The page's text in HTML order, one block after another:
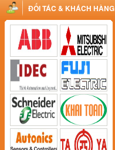
ĐỐI TÁC & KHÁCH HÀNG